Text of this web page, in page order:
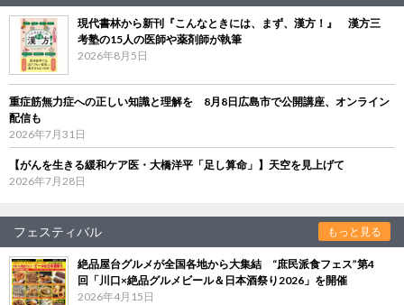
現代書林から新刊『こんなときには、まず、漢方！』 漢方三
考塾の15人の医師や薬剤師が執筆
2026年8月5日
重症筋無力症への正しい知識と理解を 8月8日広島市で公開講座、オンライン
配信も
2026年7月31日
【がんを生きる緩和ケア医・大橋洋平「足し算命」】天空を見上げて
2026年7月28日
フェスティバル もっと見る
絶品屋台グルメが全国各地から大集結 “庶民派食フェス”第4
回「川口×絶品グルメビール＆日本酒祭り2026」を開催
2026年4月15日